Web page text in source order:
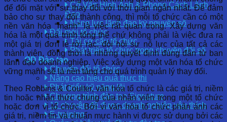
Cố Vấn Hình Ảnh & Phong Cách Lãnh
Đạo
Năng lực lãnh đạo kỷ nguyên số
Đổi mới tổ chức
Tái cơ cấu tổ chức
Phát triển tổ chức trong chuyển đổi số
OD Đào tạo
Chuyển đổi tổ chức
Nâng cao hiệu quả thực thi
Phát triển kỹ năng lõi
Chương trình đào tạo Signature
12 chuyên đề được doanh nghiệp yêu thích
E-training
để đối mặt với sự thay đổi với thời gian ngắn nhất. Để đảm
bảo cho sự thay đổi thành công, thì mỗi tổ chức cần có một
nền văn hóa “mạnh” là việc rất quan trọng. Xây dựng văn
hóa là một quá trình tổng thể chứ không phải là việc đưa ra
một giá trị đơn lẻ rời rạc, đòi hỏi sự nỗ lực của tất cả các
thành viên, đồng thời là những quyết định đúng đắn từ ban
lãnh đạo doanh nghiệp. Việc xây dựng một văn hóa tổ chức
vững mạnh sẽ là nền tảng cho quá trình quản lý thay đổi.
Theo Robbins & Coulter, văn hóa tổ chức là các giá trị, niềm
tin hoặc nhận thức chung của nhân viên trong một tổ chức
hoặc đơn vị tổ chức. Bởi vì văn hóa tổ chức phản ánh các
giá trị, niềm tin và chuẩn mực hành vi được sử dụng bởi các